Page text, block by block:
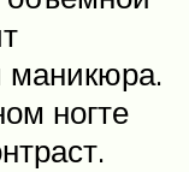
маникюра.
ногте